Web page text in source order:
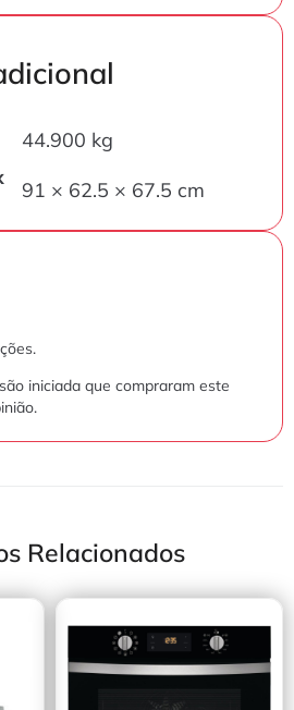
44.900 kg
91 × 62.5 × 67.5 cm
iniciada que compraram este
Relacionados